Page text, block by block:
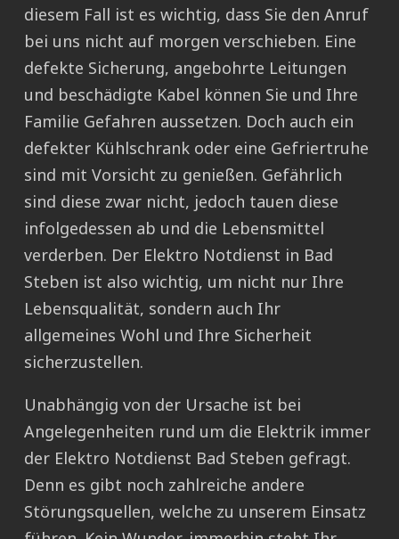
diesem Fall ist es wichtig, dass Sie den Anruf
bei uns nicht auf morgen verschieben. Eine
defekte Sicherung, angebohrte Leitungen
und beschädigte Kabel können Sie und Ihre
Familie Gefahren aussetzen. Doch auch ein
defekter Kühlschrank oder eine Gefriertruhe
sind mit Vorsicht zu genießen. Gefährlich
sind diese zwar nicht, jedoch tauen diese
infolgedessen ab und die Lebensmittel
verderben. Der Elektro Notdienst in Bad
Steben ist also wichtig, um nicht nur Ihre
Lebensqualität, sondern auch Ihr
allgemeines Wohl und Ihre Sicherheit
sicherzustellen.
Unabhängig von der Ursache ist bei
Angelegenheiten rund um die Elektrik immer
der Elektro Notdienst Bad Steben gefragt.
Denn es gibt noch zahlreiche andere
Störungsquellen, welche zu unserem Einsatz